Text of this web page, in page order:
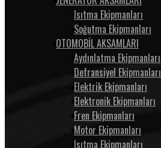
Isıtma Ekipmanları
Soğutma Ekipmanları
OTOMOBİL AKSAMLARI
Aydınlatma Ekipmanları
Defransiyel Ekipmanları
Elektrik Ekipmanları
Elektronik Ekipmanları
Fren Ekipmanları
Motor Ekipmanları
Isıtma Ekipmanları